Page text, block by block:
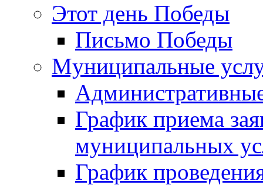
Этот день Победы
Письмо Победы
Mуниципальные
График приема
муниципальных
График